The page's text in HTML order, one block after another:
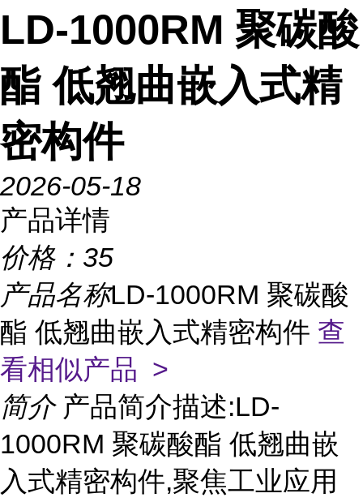
LD-1000RM 聚碳酸
酯 低翘曲嵌入式精
密构件
2026-05-18
产品详情
价格： 35
产品名称LD-1000RM 聚碳酸
酯 低翘曲嵌入式精密构件 查
看相似产品 >
简介 产品简介描述:LD-
1000RM 聚碳酸酯 低翘曲嵌
入式精密构件,聚焦工业应用